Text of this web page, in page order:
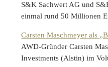
S&K Sachwert AG und
einmal rund 50 Millionen
Carsten Maschmeyer als
AWD-Gründer Carsten
Investments (Alstin) im